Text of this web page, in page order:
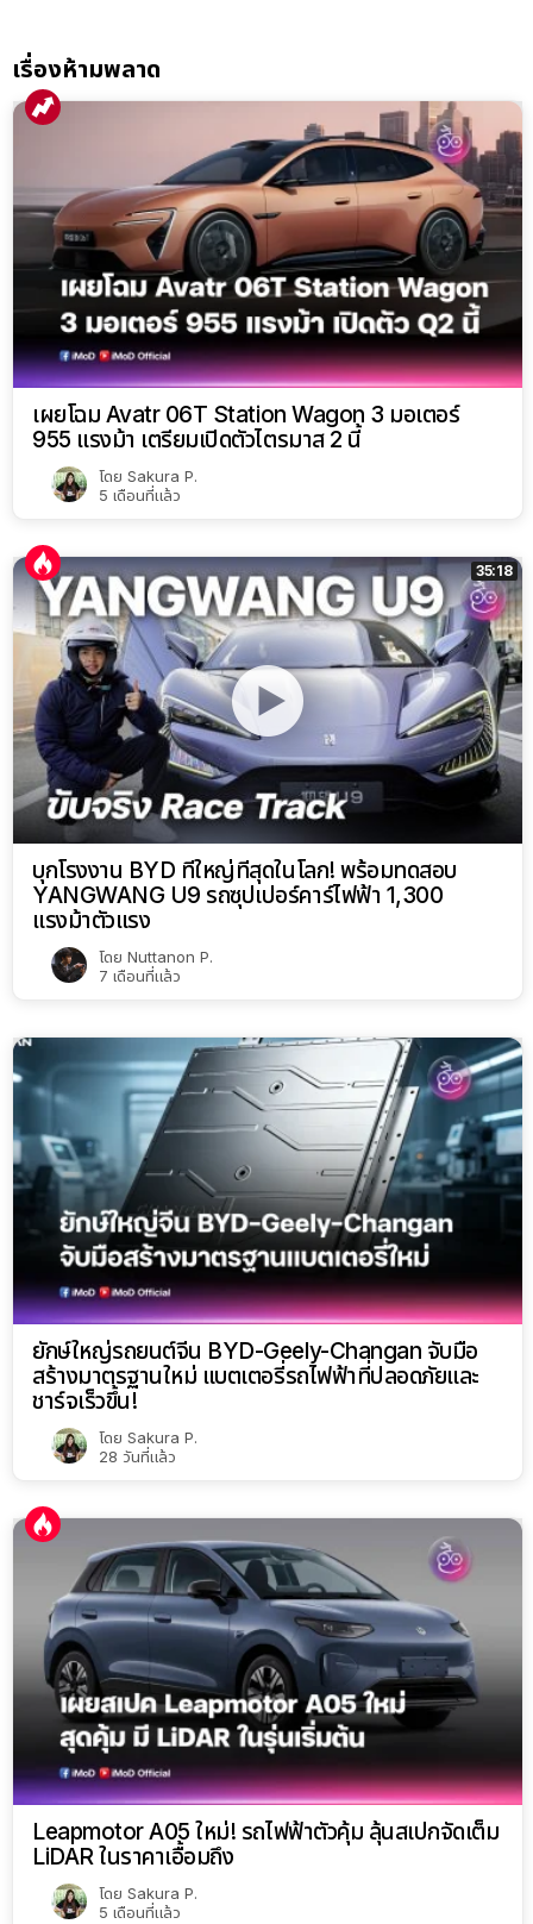
เรื่องห้ามพลาด
เผยโฉม Avatr 06T Station Wagon 3 มอเตอร์
955 แรงม้า เตรียมเปิดตัวไตรมาส 2 นี้
โดย Sakura P.
5 เดือนที่แล้ว
35:18
บุกโรงงาน BYD ที่ใหญ่ที่สุดในโลก! พร้อมทดสอบ
YANGWANG U9 รถซุปเปอร์คาร์ไฟฟ้า 1,300
แรงม้าตัวแรง
โดย Nuttanon P.
7 เดือนที่แล้ว
ยักษ์ใหญ่รถยนต์จีน BYD-Geely-Changan จับมือ
สร้างมาตรฐานใหม่ แบตเตอรี่รถไฟฟ้าที่ปลอดภัยและ
ชาร์จเร็วขึ้น!
โดย Sakura P.
28 วันที่แล้ว
Leapmotor A05 ใหม่! รถไฟฟ้าตัวคุ้ม ลุ้นสเปกจัดเต็ม
LiDAR ในราคาเอื้อมถึง
โดย Sakura P.
5 เดือนที่แล้ว